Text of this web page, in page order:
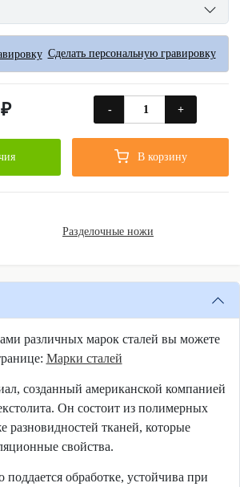
Сделать персональную гравировку
- +
В корзину
Разделочные ножи
различных марок сталей вы можете
Марки сталей
созданный американской компанией
Он состоит из полимерных
разновидностей тканей, которые
свойства.
обработке, устойчива при